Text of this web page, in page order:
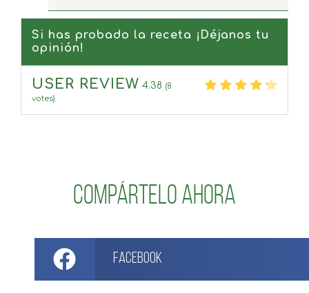
Si has probado la receta ¡Déjanos tu
opinión!
USER REVIEW 4.38 (8
votes)
Compártelo ahora
Facebook